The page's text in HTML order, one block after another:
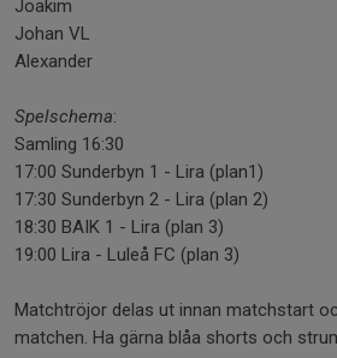
Joakim
Johan VL
Alexander
Spelschema:
Samling 16:30
17:00 Sunderbyn 1 - Lira (plan1)
17:30 Sunderbyn 2 - Lira (plan 2)
18:30 BAIK 1 - Lira (plan 3)
19:00 Lira - Luleå FC (plan 3)
Matchtröjor delas ut innan matchstart
matchen. Ha gärna blåa shorts och